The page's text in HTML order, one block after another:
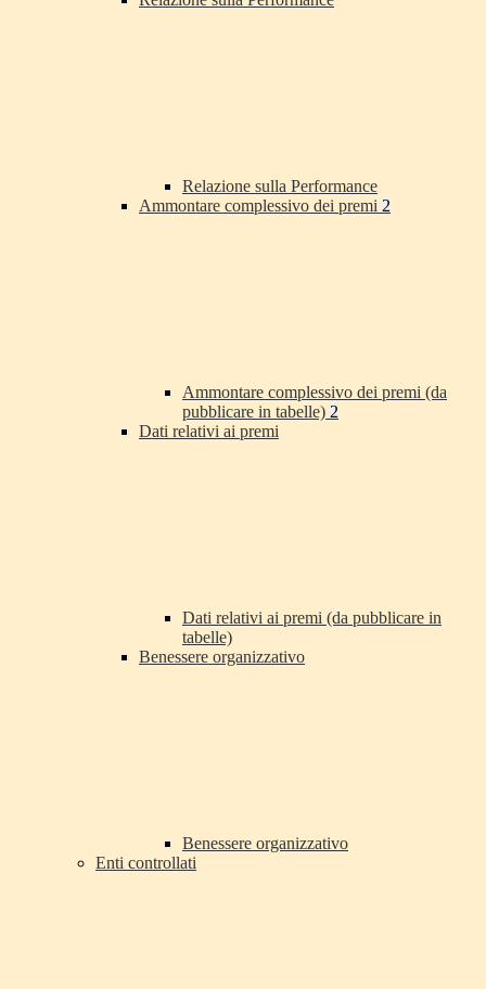
Relazione sulla Performance
Ammontare complessivo dei premi 2
Ammontare complessivo dei premi (da
pubblicare in tabelle) 2
Dati relativi ai premi
Dati relativi ai premi (da pubblicare in
tabelle)
Benessere organizzativo
Benessere organizzativo
Enti controllati